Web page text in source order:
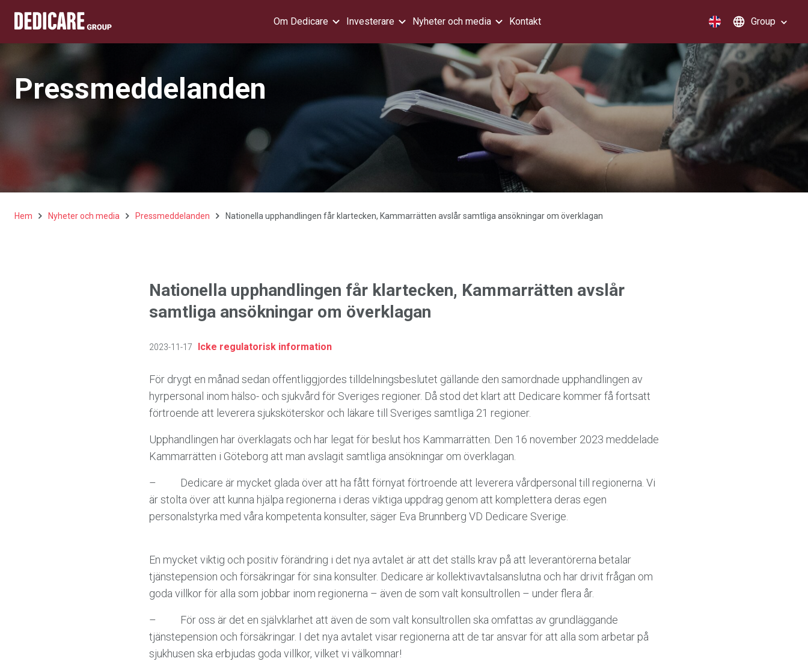
Om Dedicare Investerare Nyheter och media Kontakt Group
Pressmeddelanden
Hem Nyheter och media Pressmeddelanden Nationella upphandlingen får klartecken, Kammarrätten avslår samtliga ansökningar om överklagan
Nationella upphandlingen får klartecken, Kammarrätten avslår
samtliga ansökningar om överklagan
2023-11-17 Icke regulatorisk information
För drygt en månad sedan offentliggjordes tilldelningsbeslutet gällande den samordnade upphandlingen av
hyrpersonal inom hälso- och sjukvård för Sveriges regioner. Då stod det klart att Dedicare kommer få fortsatt
förtroende att leverera sjuksköterskor och läkare till Sveriges samtliga 21 regioner.
Upphandlingen har överklagats och har legat för beslut hos Kammarrätten. Den 16 november 2023 meddelade
Kammarrätten i Göteborg att man avslagit samtliga ansökningar om överklagan.
–
Dedicare är mycket glada över att ha fått förnyat förtroende att leverera vårdpersonal till regionerna. Vi
är stolta över att kunna hjälpa regionerna i deras viktiga uppdrag genom att komplettera deras egen
personalstyrka med våra kompetenta konsulter, säger Eva Brunnberg VD Dedicare Sverige.
En mycket viktig och positiv förändring i det nya avtalet är att det ställs krav på att leverantörerna betalar
tjänstepension och försäkringar för sina konsulter. Dedicare är kollektivavtalsanslutna och har drivit frågan om
goda villkor för alla som jobbar inom regionerna – även de som valt konsultrollen – under flera år.
–
För oss är det en självklarhet att även de som valt konsultrollen ska omfattas av grundläggande
tjänstepension och försäkringar. I det nya avtalet visar regionerna att de tar ansvar för att alla som arbetar på
sjukhusen ska erbjudas goda villkor, vilket vi välkomnar!